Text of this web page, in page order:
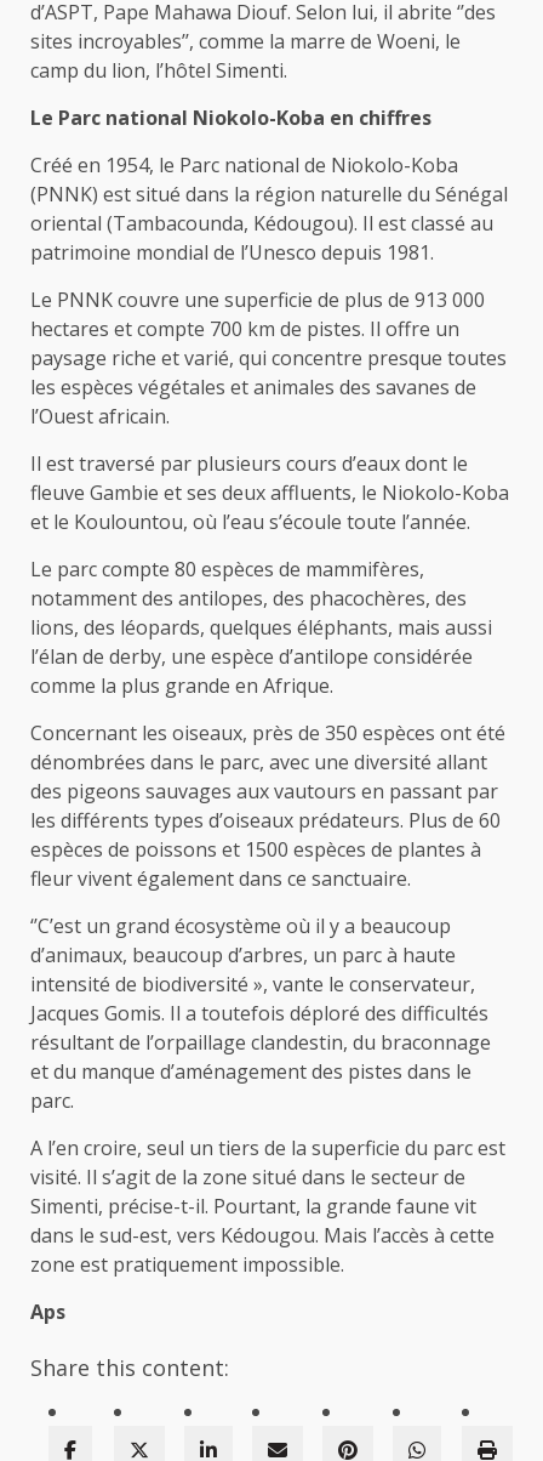
d’ASPT, Pape Mahawa Diouf. Selon lui, il abrite ‘’des
sites incroyables’’, comme la marre de Woeni, le
camp du lion, l’hôtel Simenti.
Le Parc national Niokolo-Koba en chiffres
Créé en 1954, le Parc national de Niokolo-Koba
(PNNK) est situé dans la région naturelle du Sénégal
oriental (Tambacounda, Kédougou). Il est classé au
patrimoine mondial de l’Unesco depuis 1981.
Le PNNK couvre une superficie de plus de 913 000
hectares et compte 700 km de pistes. Il offre un
paysage riche et varié, qui concentre presque toutes
les espèces végétales et animales des savanes de
l’Ouest africain.
Il est traversé par plusieurs cours d’eaux dont le
fleuve Gambie et ses deux affluents, le Niokolo-Koba
et le Koulountou, où l’eau s’écoule toute l’année.
Le parc compte 80 espèces de mammifères,
notamment des antilopes, des phacochères, des
lions, des léopards, quelques éléphants, mais aussi
l’élan de derby, une espèce d’antilope considérée
comme la plus grande en Afrique.
Concernant les oiseaux, près de 350 espèces ont été
dénombrées dans le parc, avec une diversité allant
des pigeons sauvages aux vautours en passant par
les différents types d’oiseaux prédateurs. Plus de 60
espèces de poissons et 1500 espèces de plantes à
fleur vivent également dans ce sanctuaire.
‘’C’est un grand écosystème où il y a beaucoup
d’animaux, beaucoup d’arbres, un parc à haute
intensité de biodiversité », vante le conservateur,
Jacques Gomis. Il a toutefois déploré des difficultés
résultant de l’orpaillage clandestin, du braconnage
et du manque d’aménagement des pistes dans le
parc.
A l’en croire, seul un tiers de la superficie du parc est
visité. Il s’agit de la zone situé dans le secteur de
Simenti, précise-t-il. Pourtant, la grande faune vit
dans le sud-est, vers Kédougou. Mais l’accès à cette
zone est pratiquement impossible.
Aps
Share this content: